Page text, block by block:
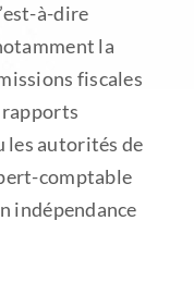
à-dire
la
fiscales
les autorités de
comptable
indépendance